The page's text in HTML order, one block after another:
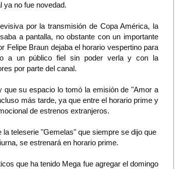
ya no fue novedad.
por la transmisión de Copa América, la
a pantalla, no obstante con un importante
Felipe Braun dejaba el horario vespertino para
a un público fiel sin poder verla y con la
por parte del canal.
su espacio lo tomó la emisión de "Amor a
más tarde, ya que entre el horario prime y
de estrenos extranjeros.
teleserie "Gemelas" que siempre se dijo que
se estrenará en horario prime.
que ha tenido Mega fue agregar el domingo